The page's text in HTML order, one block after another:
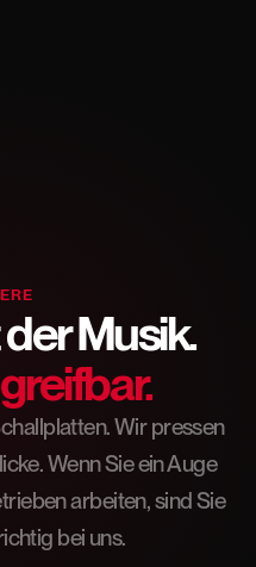
Musik.
greifbar.
Wir pressen
Wenn Sie ein Auge
arbeiten, sind Sie
bei uns.